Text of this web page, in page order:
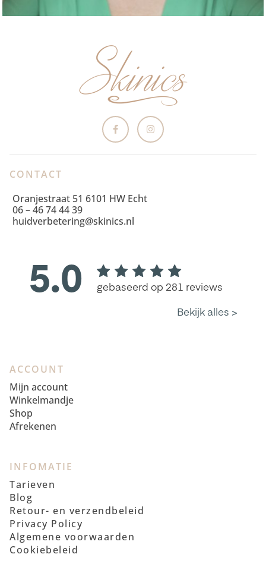
CONTACT
Oranjestraat 51 6101 HW Echt
06 – 46 74 44 39
huidverbetering@skinics.nl
ACCOUNT
Mijn account
Winkelmandje
Shop
Afrekenen
INFOMATIE
Tarieven
Blog
Retour- en verzendbeleid
Privacy Policy
Algemene voorwaarden
Cookiebeleid